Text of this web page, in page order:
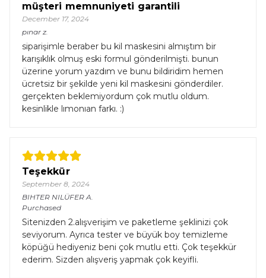
müşteri memnuniyeti garantili
December 17, 2024
pınar z.
siparişimle beraber bu kil maskesini almıştım bir
karışıklık olmuş eski formul gönderilmişti. bunun
üzerine yorum yazdım ve bunu bildiridim hemen
ücretsiz bir şekilde yeni kil maskesini gönderdiler.
gerçekten beklemiyordum çok mutlu oldum.
kesinlikle lımonıan farkı. :)
Teşekkür
September 8, 2024
BIHTER NILÜFER A.
Purchased
Sitenizden 2.alışverişim ve paketleme şeklinizi çok
seviyorum. Ayrıca tester ve büyük boy temizleme
köpüğü hediyeniz beni çok mutlu etti. Çok teşekkür
ederim. Sizden alışveriş yapmak çok keyifli.